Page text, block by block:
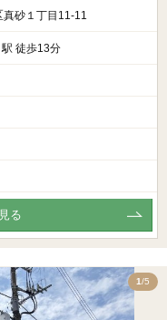
真砂１丁目11-11
駅 徒歩13分
る
1/5